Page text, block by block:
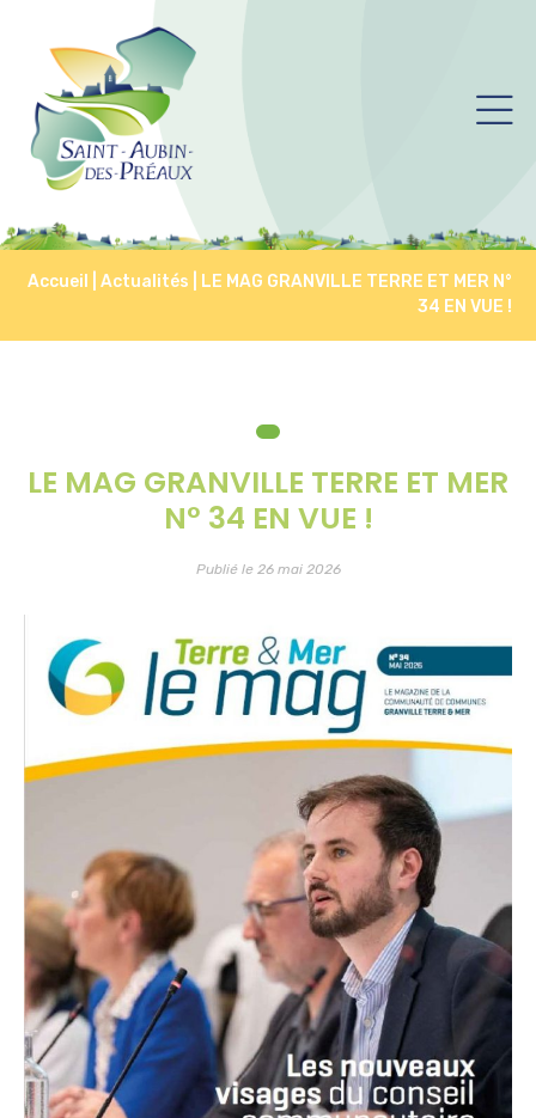
Accueil Actualités
LE MAG GRANVILLE TERRE ET MER N°
34 EN VUE !
LE MAG GRANVILLE TERRE ET MER
N° 34 EN VUE !
Publié le 26 mai 2026